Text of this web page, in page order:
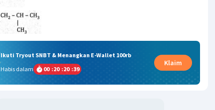
Ikuti Tryout SNBT & Menangkan E-Wallet 100rb
Habis dalam
00 :20 :20 :38
Klaim